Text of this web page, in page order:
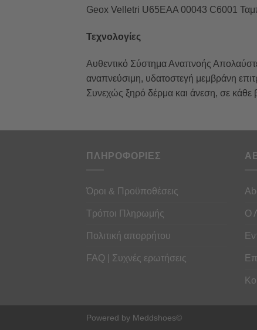
Geox Velletri U65EAA 00043 C6001
Τεχνολογίες
Αυθεντικό Σύστημα Αναπνοής
αναπνεύσιμη, υδατοστεγή μεμβράνη
Συνεχώς ξηρό δέρμα και άνεση, σε κάθε
ΠΛΗΡΟΦΟΡΙΕΣ
Όροι & Προϋποθέσεις
Τρόποι Πληρωμής
Πολιτική απορρήτου
FAQ | Συχνές ερωτήσεις
Ο
Powered by Meddshoes©